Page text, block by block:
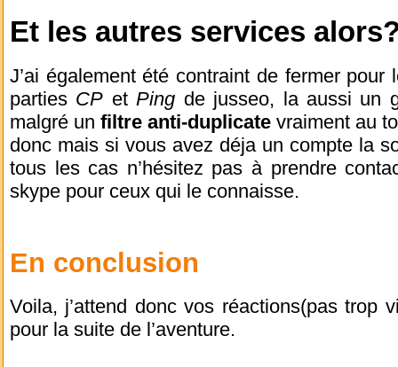
Et les autres services
J’ai également été contraint de fermer
parties CP et Ping de jusseo, la aussi un
malgré un filtre anti-duplicate vraiment au
donc mais si vous avez déja un compte la
tous les cas n’hésitez pas à prendre
skype pour ceux qui le connaisse.
En conclusion
Voila, j’attend donc vos réactions(pas trop
pour la suite de l’aventure.